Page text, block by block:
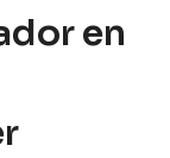
en